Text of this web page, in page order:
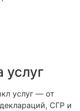
услуг
услуг — от
СГР и